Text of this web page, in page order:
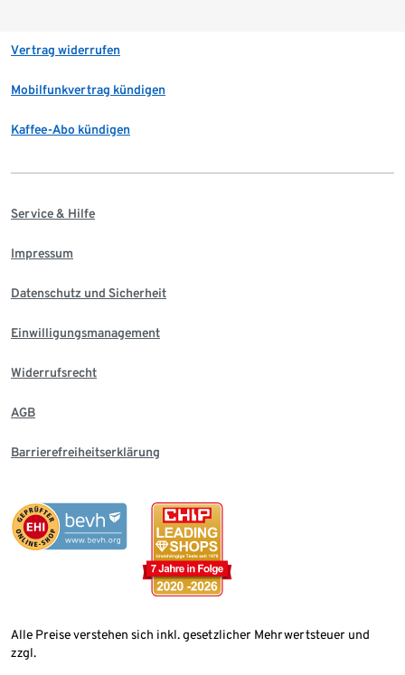
Vertrag widerrufen
Mobilfunkvertrag kündigen
Kaffee-Abo kündigen
Service & Hilfe
Impressum
Datenschutz und Sicherheit
Einwilligungsmanagement
Widerrufsrecht
AGB
Barrierefreiheitserklärung
Alle Preise verstehen sich inkl. gesetzlicher Mehrwertsteuer und
zzgl.